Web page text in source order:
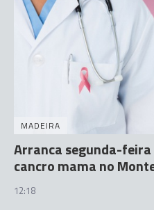
MADEIRA
Arranca segunda-
cancro mama no
12:18